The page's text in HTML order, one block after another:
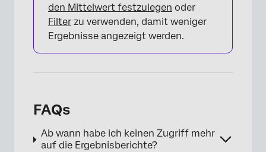
den Mittelwert festzulegen oder
Filter zu verwenden, damit weniger
Ergebnisse angezeigt werden.
FAQs
Ab wann habe ich keinen Zugriff mehr
auf die Ergebnisberichte?